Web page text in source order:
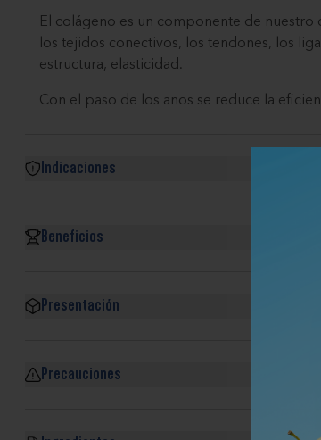
El colágeno es un componente de
los tejidos conectivos, los tendones, los
estructura, elasticidad.
Con el paso de los años se reduce la
Indicaciones
Beneficios
Presentación
Precauciones